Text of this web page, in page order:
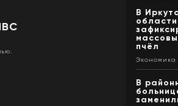
В
области
пчёл
Экономика
В